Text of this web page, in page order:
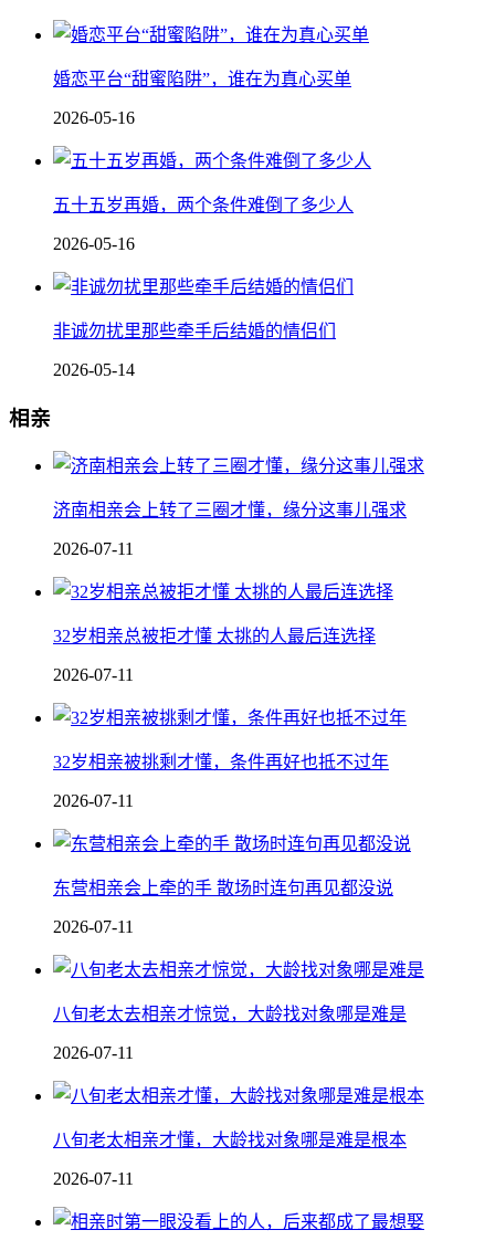
婚恋平台“甜蜜陷阱”，谁在为真心买单
2026-05-16
五十五岁再婚，两个条件难倒了多少人
2026-05-16
非诚勿扰里那些牵手后结婚的情侣们
2026-05-14
相亲
济南相亲会上转了三圈才懂，缘分这事儿强求
2026-07-11
32岁相亲总被拒才懂 太挑的人最后连选择
2026-07-11
32岁相亲被挑剩才懂，条件再好也抵不过年
2026-07-11
东营相亲会上牵的手 散场时连句再见都没说
2026-07-11
八旬老太去相亲才惊觉，大龄找对象哪是难是
2026-07-11
八旬老太相亲才懂，大龄找对象哪是难是根本
2026-07-11